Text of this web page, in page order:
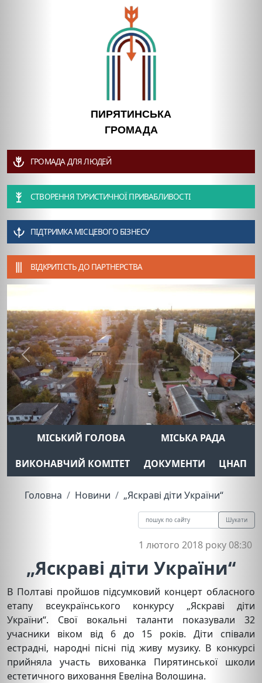
ПИРЯТИНСЬКА
ГРОМАДА
ГРОМАДА ДЛЯ ЛЮДЕЙ
СТВОРЕННЯ ТУРИСТИЧНОЇ ПРИВАБЛИВОСТІ
ПІДТРИМКА МІСЦЕВОГО БІЗНЕСУ
ВІДКРИТІСТЬ ДО ПАРТНЕРСТВА
Previous Next
МІСЬКИЙ ГОЛОВА
МІСЬКА РАДА
ВИКОНАВЧИЙ КОМІТЕТ
ДОКУМЕНТИ ЦНАП
Головна Новини „Яскраві діти України“
Шукати
1 лютого 2018 року 08:30
„Яскраві діти України“
В Полтаві пройшов підсумковий концерт обласного
етапу всеукраїнського конкурсу „Яскраві діти
України“. Свої вокальні таланти показували 32
учасники віком від 6 до 15 років. Діти співали
естрадні, народні пісні під живу музику. В конкурсі
прийняла участь вихованка Пирятинської школи
естетичного виховання Евеліна Волошина.